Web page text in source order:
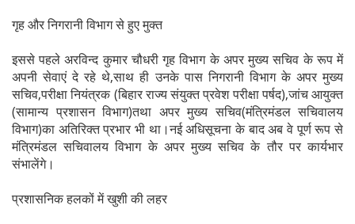
गृह और निगरानी विभाग से हुए मुक्त
इससे पहले अरविन्द कुमार चौधरी गृह विभाग के अपर मुख्य सचिव के रूप में
अपनी सेवाएं दे रहे थे,साथ ही उनके पास निगरानी विभाग के अपर मुख्य
सचिव,परीक्षा नियंत्रक (बिहार राज्य संयुक्त प्रवेश परीक्षा पर्षद),जांच आयुक्त
(सामान्य प्रशासन विभाग)तथा अपर मुख्य सचिव(मंत्रिमंडल सचिवालय
विभाग)का अतिरिक्त प्रभार भी था।नई अधिसूचना के बाद अब वे पूर्ण रूप से
मंत्रिमंडल सचिवालय विभाग के अपर मुख्य सचिव के तौर पर कार्यभार
संभालेंगे।
प्रशासनिक हलकों में खुशी की लहर